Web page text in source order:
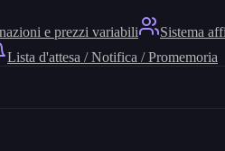
e prezzi variabili Sistema
Lista d'attesa / Notifica / Promemoria